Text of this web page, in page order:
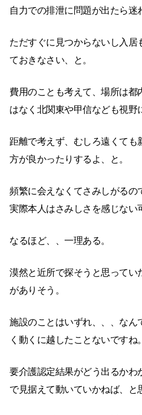
自力での排泄に問題が出たら迷
ただすぐに見つからないし入居
ておきなさい、と。
費用のことも考えて、場所は都
はなく北関東や甲信なども視野
距離で考えず、むしろ遠くても
方が良かったりするよ、と。
頻繁に会えなくてさみしがるの
実際本人はさみしさを感じない
なるほど、、一理ある。
漠然と近所で探そうと思ってい
がありそう。
施設のことはいずれ、、、なん
く動くに越したことないですね。
要介護認定結果がどう出るかわ
で見据えて動いていかねば、と